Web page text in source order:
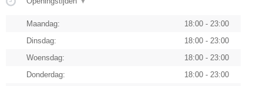
Maandag:
18:00 - 23:00
Dinsdag:
18:00 - 23:00
Woensdag:
18:00 - 23:00
Donderdag:
18:00 - 23:00